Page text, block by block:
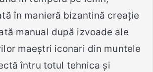
în manieră bizantină creație
manual după izvoade ale
maeştri iconari din muntele
întru totul tehnica şi